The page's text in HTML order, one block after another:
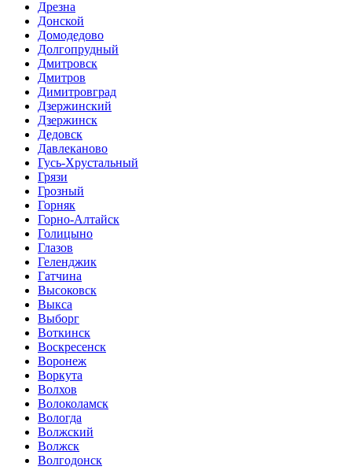
Дрезна
Донской
Домодедово
Долгопрудный
Дмитровск
Дмитров
Димитровград
Дзержинский
Дзержинск
Дедовск
Давлеканово
Гусь-Хрустальный
Грязи
Грозный
Горняк
Горно-Алтайск
Голицыно
Глазов
Геленджик
Гатчина
Высоковск
Выкса
Выборг
Воткинск
Воскресенск
Воронеж
Воркута
Волхов
Волоколамск
Вологда
Волжский
Волжск
Волгодонск